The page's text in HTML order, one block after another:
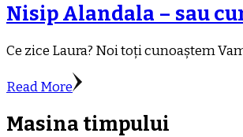
Nisip Alandala – sau
Ce zice Laura? Noi toți cunoaștem
Read More
Masina timpului